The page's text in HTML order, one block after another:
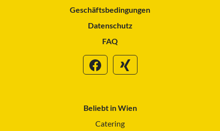
Geschäftsbedingungen
Datenschutz
FAQ
Beliebt in Wien
Catering